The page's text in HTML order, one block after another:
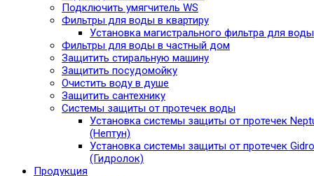
Подключить умягчитель WS
Фильтры для воды в квартиру
Установка магистрального фильтра для воды
Фильтры для воды в частный дом
Защитить стиральную машину
Защитить посудомойку
Очистить воду в душе
Защитить сантехнику
Системы защиты от протечек воды
Установка системы защиты от протечек
(Нептун)
Установка системы защиты от протечек
(Гидролок)
Продукция